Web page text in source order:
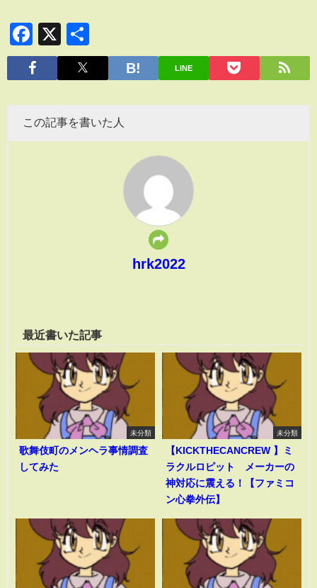
Facebook
X
有
LINE
この記事を書いた人
hrk2022
最近書いた記事
未分類
歌舞伎町のメンヘラ事情調査
してみた
未分類
【KICKTHECANCREW 】ミ
ラクルロピット メーカーの
神対応に震える！【ファミコ
ン心拳外伝】